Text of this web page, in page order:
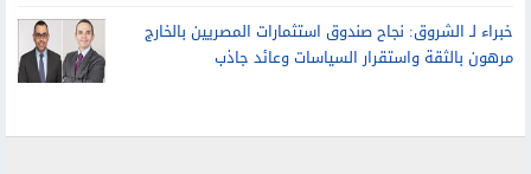
خبراء لـ الشروق: نجاح صندوق استثمارات المصريين بالخارج
مرهون بالثقة واستقرار السياسات وعائد جاذب